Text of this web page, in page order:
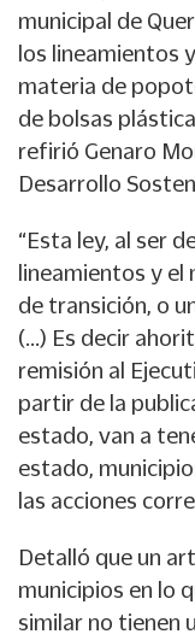
municipal de
los lineamientos
materia de
de bolsas
refirió Genaro
Desarrollo
“Esta ley, al ser
lineamientos y el
de transición, o
(…) Es decir
remisión al
partir de la
estado, van a
estado,
las acciones
Detalló que un
municipios en lo
similar no tienen